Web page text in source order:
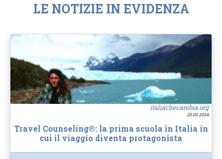
LE NOTIZIE IN EVIDENZA
italiachecambia.org
20.03.2024
Travel Counseling®: la prima scuola in Italia in
cui il viaggio diventa protagonista